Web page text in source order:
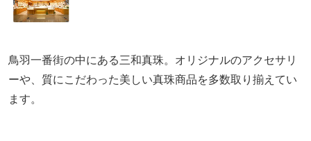
鳥羽一番街の中にある三和真珠。オリジナルのアクセサリ
ーや、質にこだわった美しい真珠商品を多数取り揃えてい
ます。